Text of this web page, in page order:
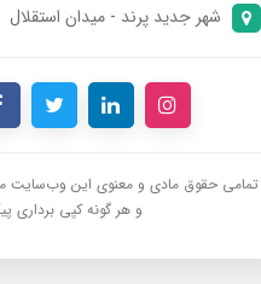
شهر جدید پرند - میدان استقلال
تمامی حقوق مادی و معنوی این وب‌سایت
و هر گونه کپی برداری